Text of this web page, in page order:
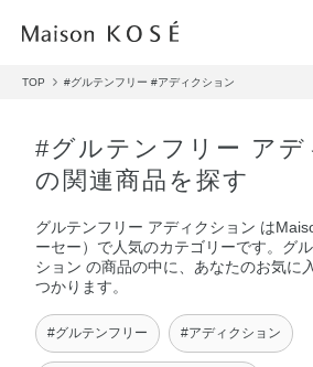
TOP #グルテンフリー #アディクション
#グルテンフリー アデ
の関連商品を探す
グルテンフリー アディクション は
ーセー）で人気のカテゴリーです。グ
ション の商品の中に、あなたのお気に
つかります。
#グルテンフリー #アディクション